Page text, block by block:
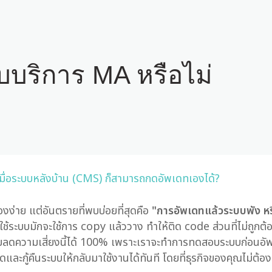
ริการ MA หรือไม่
ระบบหลังบ้าน (CMS) ก็สามารถกดอัพเดทเองได้?
งง่าย แต่อันตรายที่พบบ่อยที่สุดคือ "การอัพเดทแล้วระบบพัง
ระบบมักจะใช้การ copy แล้ววาง ทำให้ติด code ส่วนที่ไม่ถูกต้
ดความเสี่ยงนี้ได้ 100% เพราะเราจะทำการทดสอบระบบก่อ
ดและกู้คืนระบบให้กลับมาใช้งานได้ทันที โดยที่ธุรกิจของคุณไม่ต้อ